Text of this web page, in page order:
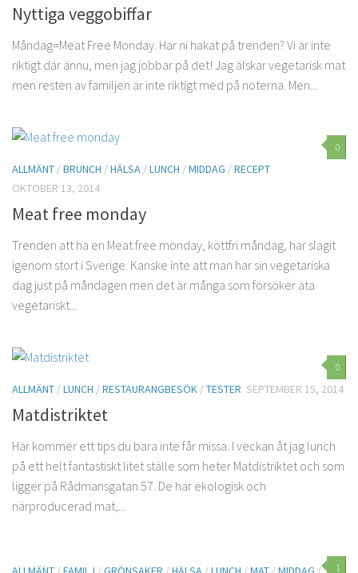
Nyttiga veggobiffar
Måndag=Meat Free Monday. Har ni hakat på trenden? Vi är inte
riktigt där ännu, men jag jobbar på det! Jag älskar vegetarisk mat
men resten av familjen är inte riktigt med på noterna. Men...
0
ALLMÄNT /BRUNCH /HÄLSA /LUNCH /MIDDAG /RECEPT
OKTOBER 13, 2014
Meat free monday
Trenden att ha en Meat free monday, köttfri måndag, har slagit
igenom stort i Sverige. Kanske inte att man har sin vegetariska
dag just på måndagen men det är många som försöker äta
vegetariskt...
0
ALLMÄNT /LUNCH /RESTAURANGBESÖK /TESTER SEPTEMBER 15, 2014
Matdistriktet
Här kommer ett tips du bara inte får missa. I veckan åt jag lunch
på ett helt fantastiskt litet ställe som heter Matdistriktet och som
ligger på Rådmansgatan 57. De har ekologisk och
närproducerad mat,...
1